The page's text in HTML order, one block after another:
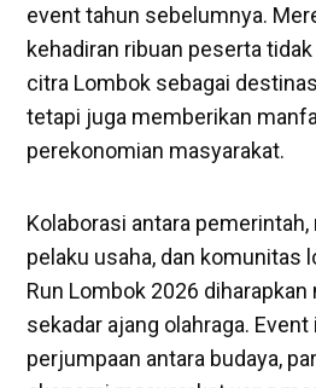
event tahun sebelumnya.
kehadiran ribuan peserta
citra Lombok sebagai
tetapi juga memberikan
perekonomian masyarakat.
Kolaborasi antara pemerintah,
pelaku usaha, dan komunitas
Run Lombok 2026
sekadar ajang olahraga.
perjumpaan antara budaya,